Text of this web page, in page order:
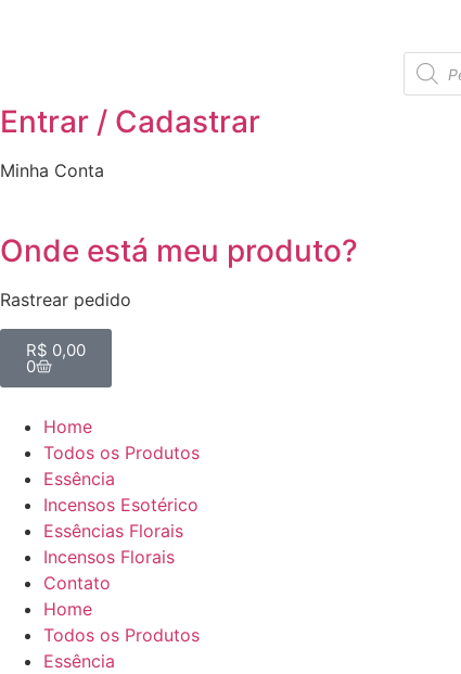
Entrar / Cadastrar
Minha Conta
Onde está meu produto?
Rastrear pedido
R$ 0,00
0
Home
Todos os Produtos
Essência
Incensos Esotérico
Essências Florais
Incensos Florais
Contato
Home
Todos os Produtos
Essência